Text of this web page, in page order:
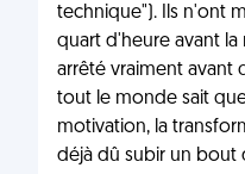
technique"). Ils n'ont
quart d'heure avant la
arrêté vraiment avant
tout le monde sait
motivation, la
déjà dû subir un bout